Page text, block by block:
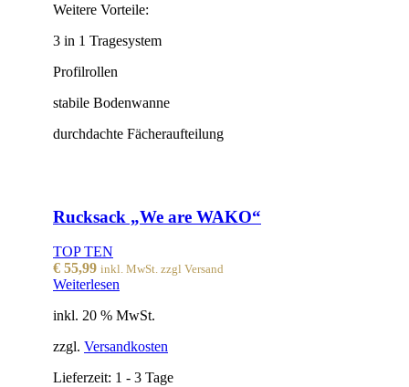
Weitere Vorteile:
3 in 1 Tragesystem
Profilrollen
stabile Bodenwanne
durchdachte Fächeraufteilung
Rucksack „We are WAKO“
TOP TEN
€ 55,99 inkl. MwSt. zzgl Versand
Weiterlesen
inkl. 20 % MwSt.
zzgl. Versandkosten
Lieferzeit: 1 - 3 Tage